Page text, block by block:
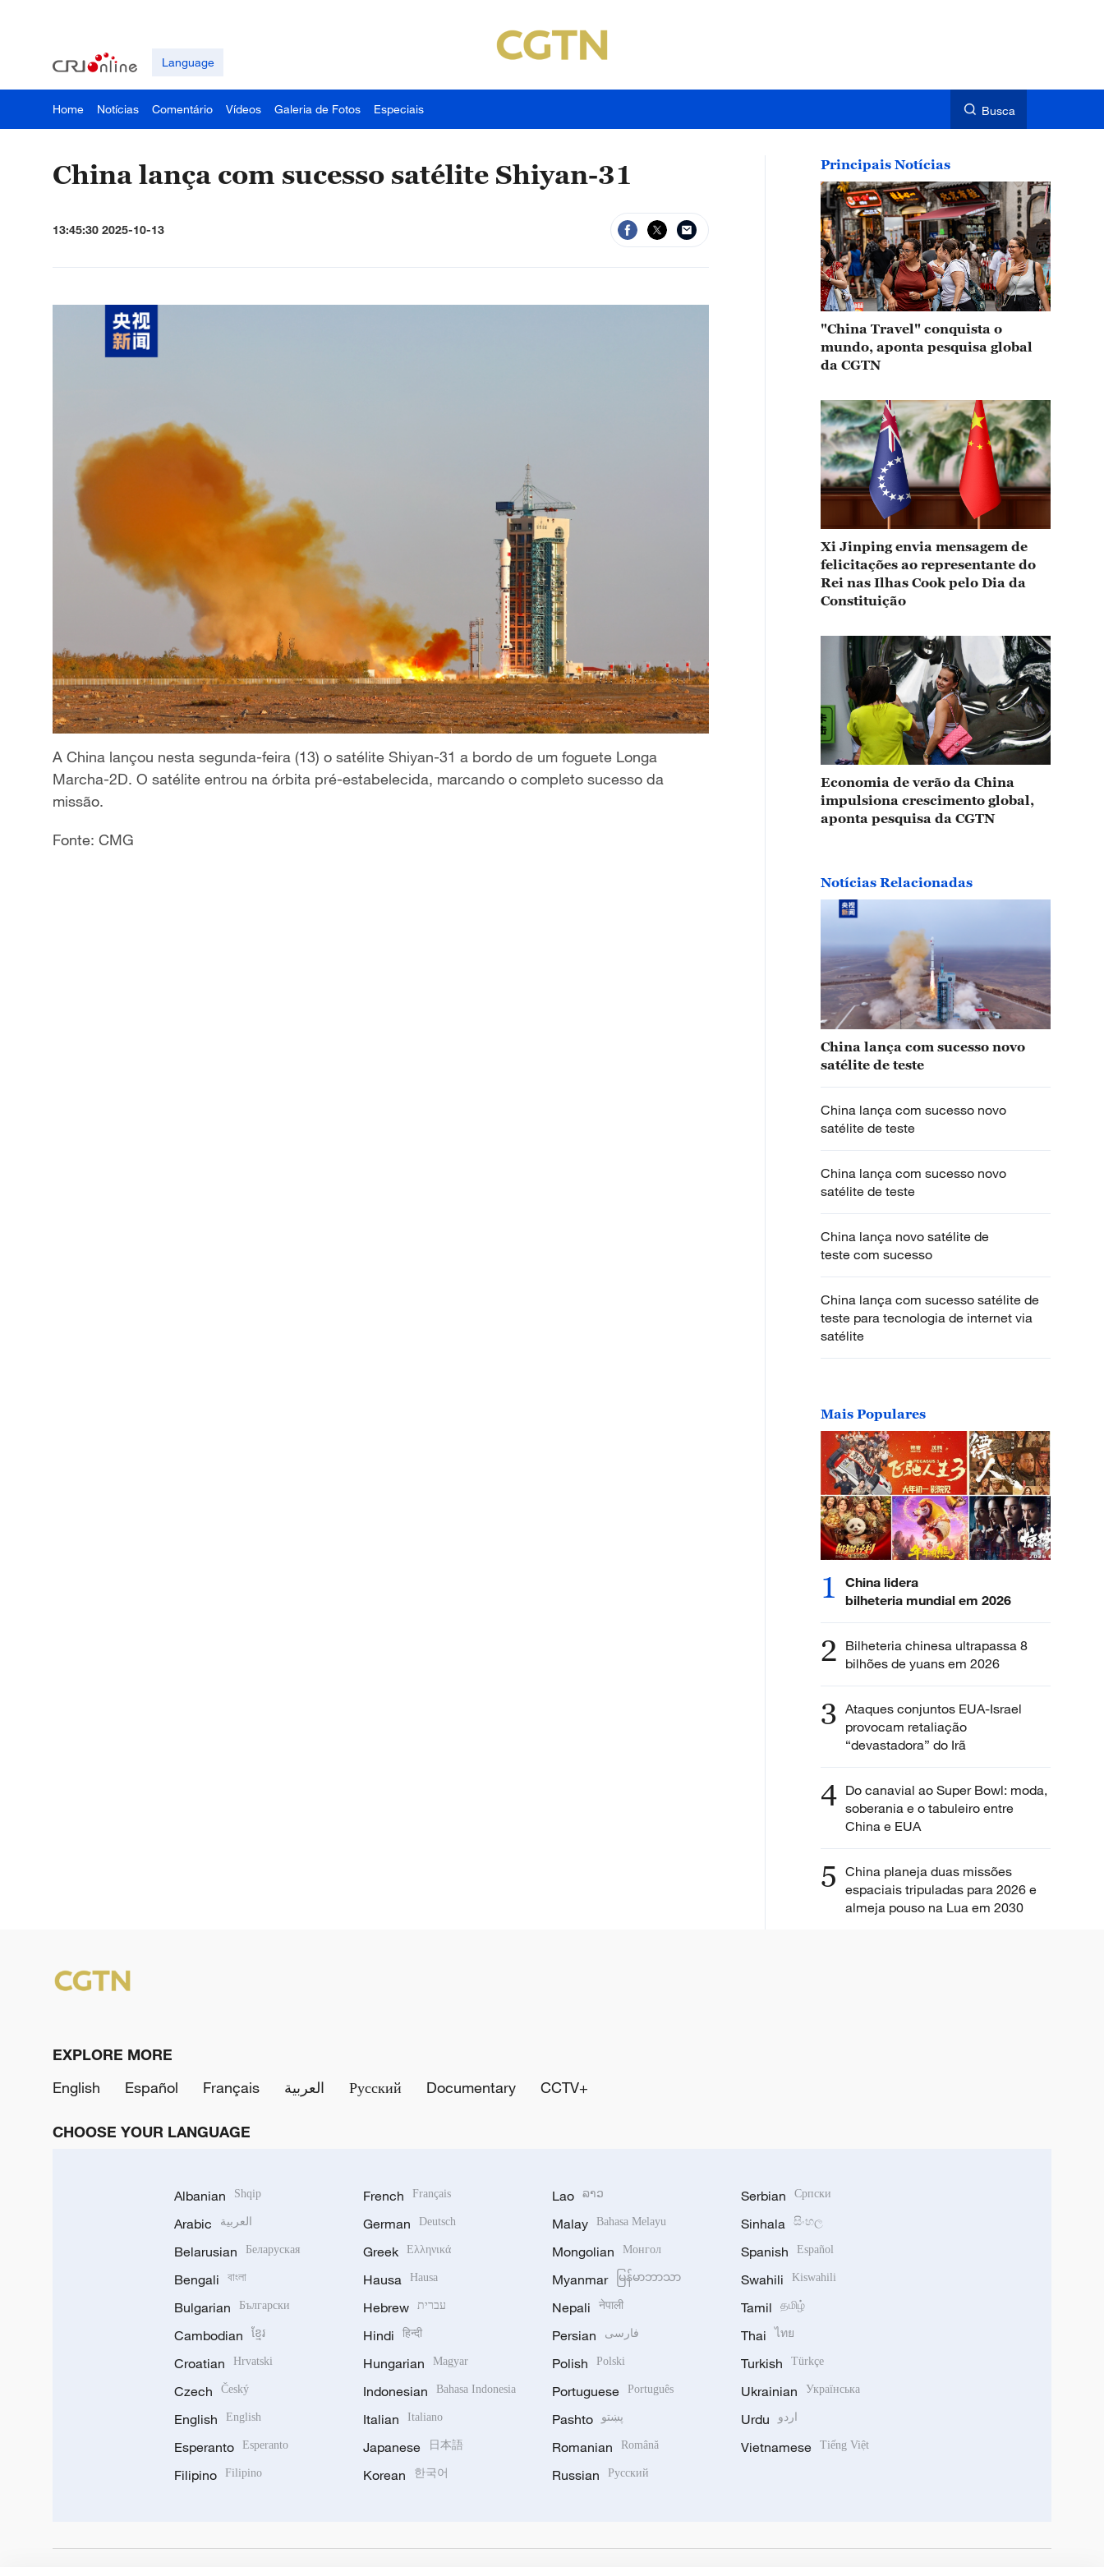
Language
Home Notícias Comentário Vídeos Galeria de Fotos Especiais Busca
China lança com sucesso satélite Shiyan-31
13:45:30 2025-10-13
A China lançou nesta segunda-feira (13) o satélite Shiyan-31 a bordo de um foguete Longa
Marcha-2D. O satélite entrou na órbita pré-estabelecida, marcando o completo sucesso da
missão.
Fonte: CMG
Principais Notícias
"China Travel" conquista o
mundo, aponta pesquisa global
da CGTN
Xi Jinping envia mensagem de
felicitações ao representante do
Rei nas Ilhas Cook pelo Dia da
Constituição
Economia de verão da China
impulsiona crescimento global,
aponta pesquisa da CGTN
Notícias Relacionadas
China lança com sucesso novo
satélite de teste
China lança com sucesso novo
satélite de teste
China lança com sucesso novo
satélite de teste
China lança novo satélite de
teste com sucesso
China lança com sucesso satélite de
teste para tecnologia de internet via
satélite
Mais Populares
1
China lidera
bilheteria mundial em 2026
2 Bilheteria chinesa ultrapassa 8
bilhões de yuans em 2026
3 Ataques conjuntos EUA-Israel
provocam retaliação
“devastadora” do Irã
4 Do canavial ao Super Bowl: moda,
soberania e o tabuleiro entre
China e EUA
5 China planeja duas missões
espaciais tripuladas para 2026 e
almeja pouso na Lua em 2030
EXPLORE MORE
English
Español Français العربية Русский Documentary CCTV+
CHOOSE YOUR LANGUAGE
Albanian Shqip
Arabic العربية
Belarusian Беларуская
Bengali বাংলা
Bulgarian Български
Cambodian ខ្មែរ
Croatian Hrvatski
Czech Český
English English
Esperanto Esperanto
Filipino Filipino
French Français
German Deutsch
Greek Ελληνικά
Hausa Hausa
Hebrew עברית
Hindi हिन्दी
Hungarian Magyar
Indonesian Bahasa Indonesia
Italian Italiano
Japanese 日本語
Korean 한국어
Lao ລາວ
Malay Bahasa Melayu
Mongolian Монгол
Myanmar မြန်မာဘာသာ
Nepali नेपाली
Persian فارسی
Polish Polski
Portuguese Português
Pashto پښتو
Romanian Română
Russian Русский
Serbian Српски
Sinhala සිංහල
Spanish Español
Swahili Kiswahili
Tamil தமிழ்
Thai ไทย
Turkish Türkçe
Ukrainian Українська
Urdu اردو
Vietnamese Tiếng Việt